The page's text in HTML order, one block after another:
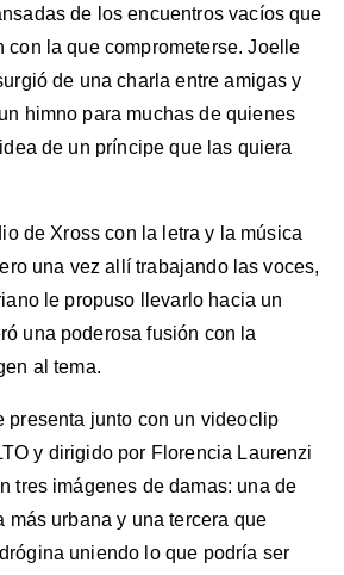
de los encuentros vacíos que
con la que comprometerse. Joelle
de una charla entre amigas y
himno para muchas de quienes
de un príncipe que las quiera
de Xross con la letra y la música
una vez allí trabajando las voces,
le propuso llevarlo hacia un
una poderosa fusión con la
al tema.
presenta junto con un videoclip
y dirigido por Florencia Laurenzi
tres imágenes de damas: una de
más urbana y una tercera que
uniendo lo que podría ser